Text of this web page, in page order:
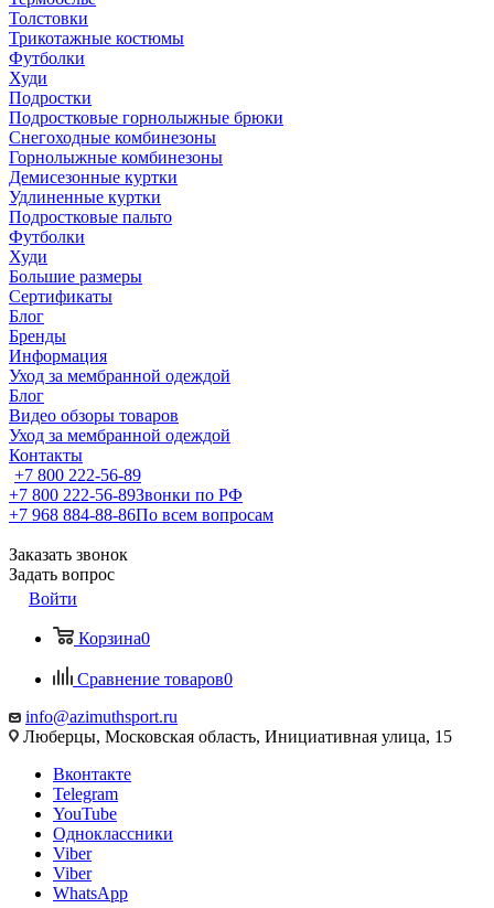
Толстовки
Трикотажные костюмы
Футболки
Худи
Подростки
Подростковые горнолыжные брюки
Снегоходные комбинезоны
Горнолыжные комбинезоны
Демисезонные куртки
Удлиненные куртки
Подростковые пальто
Футболки
Худи
Большие размеры
Сертификаты
Блог
Бренды
Информация
Уход за мембранной одеждой
Блог
Видео обзоры товаров
Уход за мембранной одеждой
Контакты
+7 800 222-56-89
+7 800 222-56-89Звонки по РФ
+7 968 884-88-86По всем вопросам
Заказать звонок
Задать вопрос
Войти
Корзина0
Сравнение товаров0
info@azimuthsport.ru
Люберцы, Московская область, Инициативная улица, 15
Вконтакте
Telegram
YouTube
Одноклассники
Viber
Viber
WhatsApp